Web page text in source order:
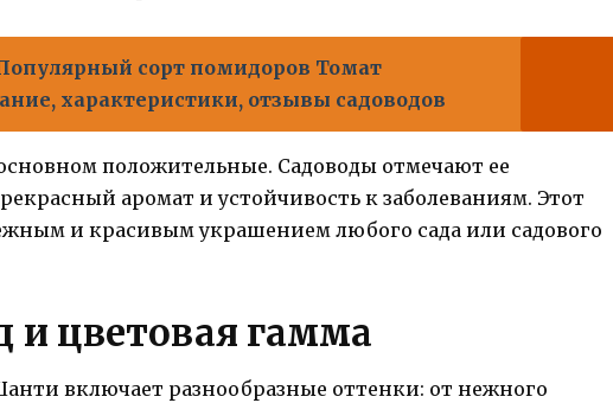
сорт помидоров Томат
характеристики, отзывы садоводов
положительные. Садоводы отмечают ее
аромат и устойчивость к заболеваниям. Этот
и красивым украшением любого сада или садового
цветовая гамма
включает разнообразные оттенки: от нежного